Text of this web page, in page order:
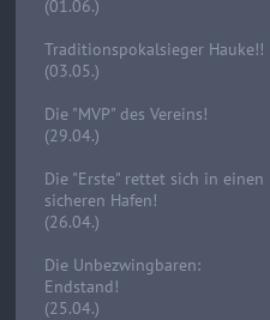
(01.06.)
Traditionspokalsieger Hauke!!
(03.05.)
Die "MVP" des Vereins!
(29.04.)
Die "Erste" rettet sich in einen
sicheren Hafen!
(26.04.)
Die Unbezwingbaren:
Endstand!
(25.04.)